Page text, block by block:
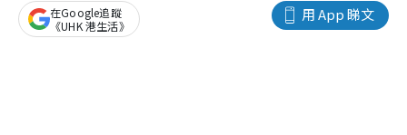
用 App 睇文
在Google追蹤
《UHK 港生活》